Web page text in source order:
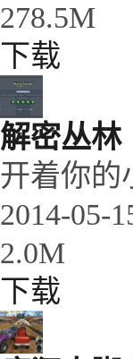
278.5M
下载
解密丛林
开着你的
2014-05-
2.0M
下载